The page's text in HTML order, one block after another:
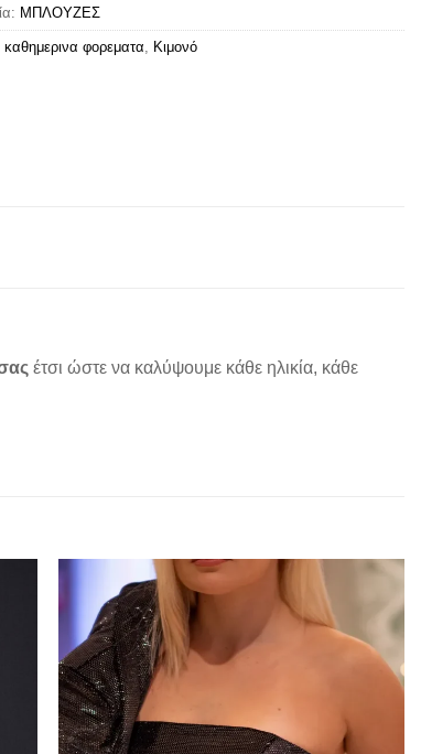
ΜΠΛΟΥΖΕΣ
καθημερινα φορεματα, Κιμονό
έτσι ώστε να καλύψουμε κάθε ηλικία, κάθε
wishlist